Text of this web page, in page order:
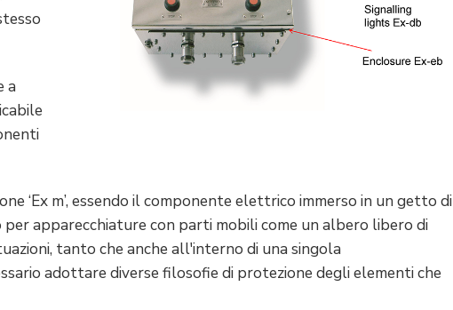
a
‘Ex m’, essendo il componente elettrico immerso in un getto di
per apparecchiature con parti mobili come un albero libero di
tanto che anche all'interno di una singola
adottare diverse filosofie di protezione degli elementi che